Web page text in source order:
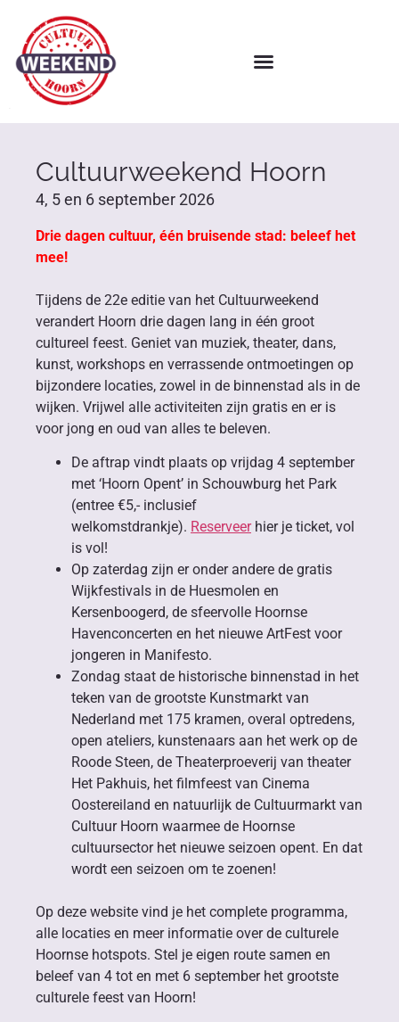
Cultuurweekend Hoorn
4, 5 en 6 september 2026
Drie dagen cultuur, één bruisende stad: beleef het
mee!
Tijdens de 22e editie van het Cultuurweekend
verandert Hoorn drie dagen lang in één groot
cultureel feest. Geniet van muziek, theater, dans,
kunst, workshops en verrassende ontmoetingen op
bijzondere locaties, zowel in de binnenstad als in de
wijken. Vrijwel alle activiteiten zijn gratis en er is
voor jong en oud van alles te beleven.
De aftrap vindt plaats op vrijdag 4 september
met ‘Hoorn Opent’ in Schouwburg het Park
(entree €5,- inclusief
welkomstdrankje). Reserveerhier je ticket, vol
is vol!
Op zaterdag zijn er onder andere de gratis
Wijkfestivals in de Huesmolen en
Kersenboogerd, de sfeervolle Hoornse
Havenconcerten en het nieuwe ArtFest voor
jongeren in Manifesto.
Zondag staat de historische binnenstad in het
teken van de grootste Kunstmarkt van
Nederland met 175 kramen, overal optredens,
open ateliers, kunstenaars aan het werk op de
Roode Steen, de Theaterproeverij van theater
Het Pakhuis, het filmfeest van Cinema
Oostereiland en natuurlijk de Cultuurmarkt van
Cultuur Hoorn waarmee de Hoornse
cultuursector het nieuwe seizoen opent. En dat
wordt een seizoen om te zoenen!
Op deze website vind je het complete programma,
alle locaties en meer informatie over de culturele
Hoornse hotspots. Stel je eigen route samen en
beleef van 4 tot en met 6 september het grootste
culturele feest van Hoorn!